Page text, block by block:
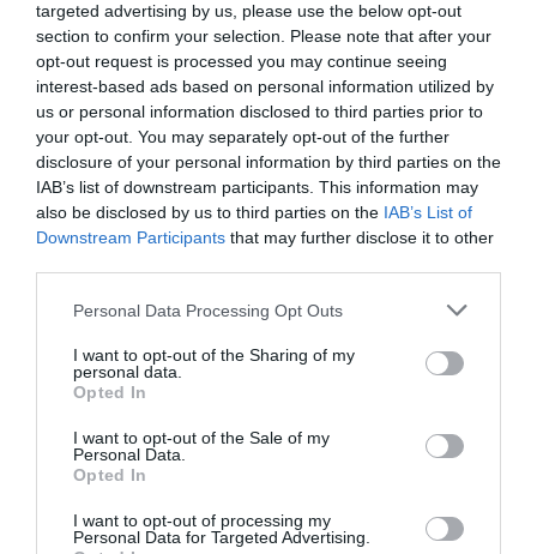
targeted advertising by us, please use the below opt-out
section to confirm your selection. Please note that after your
opt-out request is processed you may continue seeing
interest-based ads based on personal information utilized by
us or personal information disclosed to third parties prior to
your opt-out. You may separately opt-out of the further
disclosure of your personal information by third parties on the
IAB’s list of downstream participants. This information may
also be disclosed by us to third parties on the IAB’s List of
Downstream Participants that may further disclose it to other
Please note that this website/app uses one or more Google
not limited to your visit or usage behaviour. You may click to
grant or deny consent to Google and its third-party tags to
use your data for below specified purposes in below Google
consent section.
Personal Data Processing Opt Outs
I want to opt-out of the Sharing of my
personal data.
Opted In
I want to opt-out of the Sale of my
Personal Data.
Opted In
I want to opt-out of processing my
Personal Data for Targeted Advertising.
CONNEXION